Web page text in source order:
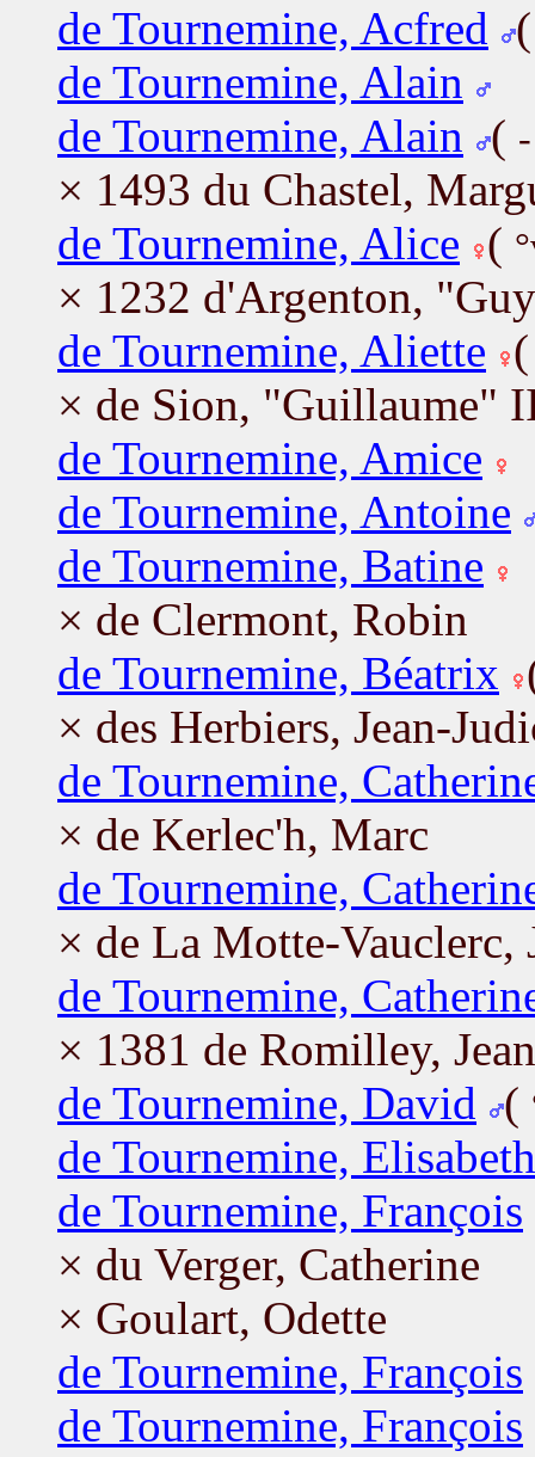
de Tournemine, Acfred
de Tournemine, Alain
de Tournemine, Alain
(
× 1493 du Chastel,
de Tournemine, Alice (
× 1232 d'Argenton,
de Tournemine, Aliette
× de Sion, "Guillaume"
de Tournemine, Amice
de Tournemine, Antoine
de Tournemine, Batine
× de Clermont, Robin
de Tournemine, Béatrix
× des Herbiers, Jean-
de Tournemine,
× de Kerlec'h, Marc
de Tournemine,
× de La Motte-Vauclerc,
de Tournemine,
× 1381 de Romilley, Jean
de Tournemine, David
(
de Tournemine, Elisabeth
de Tournemine, François
× du Verger, Catherine
× Goulart, Odette
de Tournemine, François
de Tournemine, François